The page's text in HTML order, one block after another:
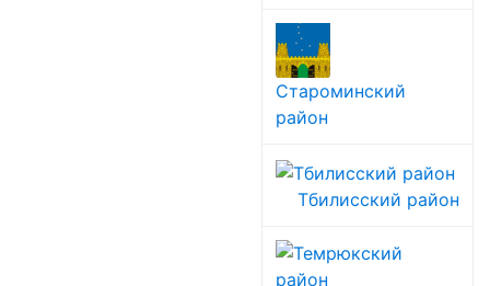
Староминский
район
Тбилисский район